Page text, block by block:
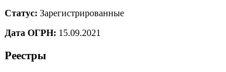
Статус: Зарегистрированные
Дата ОГРН: 15.09.2021
Реестры